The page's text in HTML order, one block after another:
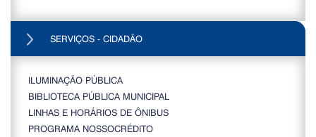
SERVIÇOS - CIDADÃO
ILUMINAÇÃO PÚBLICA
BIBLIOTECA PÚBLICA MUNICIPAL
LINHAS E HORÁRIOS DE ÔNIBUS
PROGRAMA NOSSOCRÉDITO